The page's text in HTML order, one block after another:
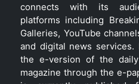
connects with its
platforms including
Galleries, YouTube
and digital news services.
the e-version of the
magazine through the e-